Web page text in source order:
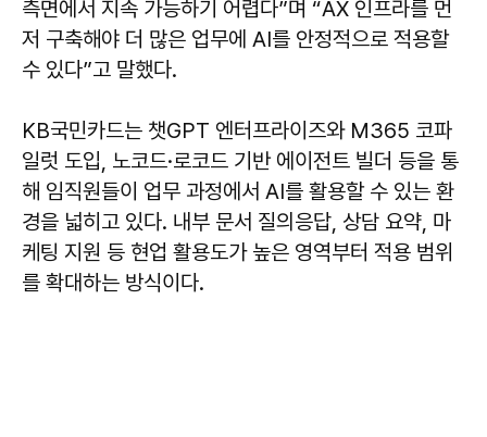
측면에서 지속 가능하기 어렵다”며 “AX 인프라를 먼
저 구축해야 더 많은 업무에 AI를 안정적으로 적용할
수 있다”고 말했다.
KB국민카드는 챗GPT 엔터프라이즈와 M365 코파
일럿 도입, 노코드·로코드 기반 에이전트 빌더 등을 통
해 임직원들이 업무 과정에서 AI를 활용할 수 있는 환
경을 넓히고 있다. 내부 문서 질의응답, 상담 요약, 마
케팅 지원 등 현업 활용도가 높은 영역부터 적용 범위
를 확대하는 방식이다.